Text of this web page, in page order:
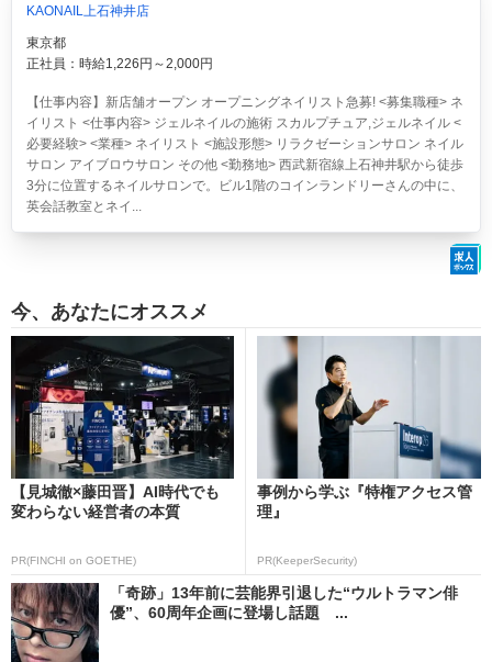
KAONAIL上石神井店
東京都
正社員：時給1,226円～2,000円
【仕事内容】新店舗オープン オープニングネイリスト急募! <募集職種> ネ
イリスト <仕事内容> ジェルネイルの施術 スカルプチュア,ジェルネイル <
必要経験> <業種> ネイリスト <施設形態> リラクゼーションサロン ネイル
サロン アイブロウサロン その他 <勤務地> 西武新宿線上石神井駅から徒歩
3分に位置するネイルサロンで。ビル1階のコインランドリーさんの中に、
英会話教室とネイ...
今、あなたにオススメ
【見城徹×藤田晋】AI時代でも
変わらない経営者の本質
PR(FINCHI on GOETHE)
事例から学ぶ『特権アクセス管
理』
PR(KeeperSecurity)
「奇跡」13年前に芸能界引退した“ウルトラマン俳
優”、60周年企画に登場し話題 ...